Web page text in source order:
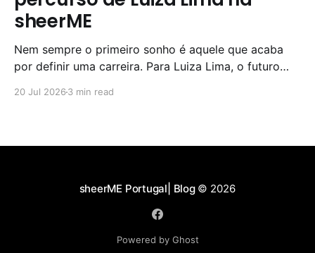
sheerME
Nem sempre o primeiro sonho é aquele que acaba
por definir uma carreira. Para Luiza Lima, o futuro
20 Jul 2026 3 min read
sheerME Portugal| Blog © 2026
Powered by Ghost